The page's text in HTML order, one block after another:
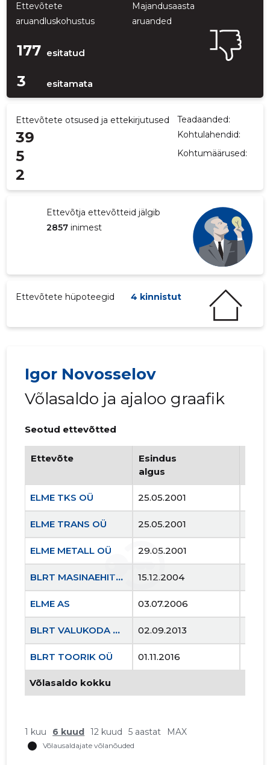
Ettevõtete
aruandluskohustus
Majandusaasta
aruanded
177 esitatud
3 esitamata
Ettevõtete otsused ja ettekirjutused Teadaanded:
39 Kohtulahendid:
5 Kohtumäärused:
2
Ettevõtja ettevõtteid jälgib
2857 inimest
Ettevõtete hüpoteegid 4 kinnistut
Igor Novosselov
Võlasaldo ja ajaloo graafik
Seotud ettevõtted
Ettevõte
Esindus
algus
ELME TKS OÜ 25.05.2001
ELME TRANS OÜ 25.05.2001
ELME METALL OÜ 29.05.2001
BLRT MASINAEHITUS OÜ 15.12.2004
ELME AS 03.07.2006
BLRT VALUKODA OÜ 02.09.2013
BLRT TOORIK OÜ 01.11.2016
Võlasaldo kokku
1 kuu 6 kuud 12 kuud 5 aastat MAX